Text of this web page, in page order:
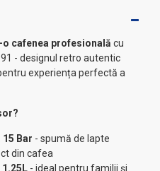
cafenea profesională cu
- designul retro autentic
experiența perfectă a
Bar - spumă de lapte
din cafea
- ideal pentru familii și